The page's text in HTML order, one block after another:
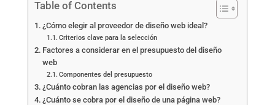
Table of Contents
¿Cómo elegir al proveedor de diseño web ideal?
Criterios clave para la selección
Factores a considerar en el presupuesto del diseño
web
Componentes del presupuesto
¿Cuánto cobran las agencias por el diseño web?
¿Cuánto se cobra por el diseño de una página web?